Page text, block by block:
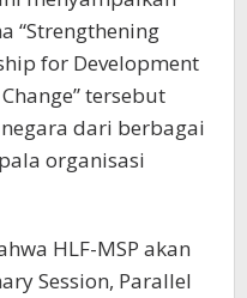
“Strengthening
for Development
tersebut
dari berbagai
organisasi
HLF-MSP akan
Session, Parallel